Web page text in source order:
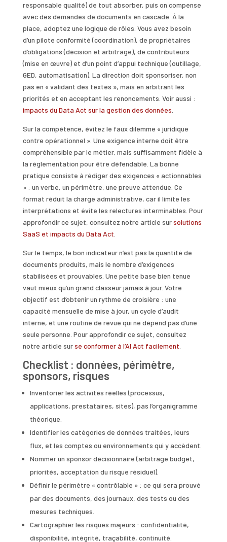
responsable qualité) de tout absorber, puis on compense
avec des demandes de documents en cascade. À la
place, adoptez une logique de rôles. Vous avez besoin
d’un pilote conformité (coordination), de propriétaires
d’obligations (décision et arbitrage), de contributeurs
(mise en œuvre) et d’un point d’appui technique (outillage,
GED, automatisation). La direction doit sponsoriser, non
pas en « validant des textes », mais en arbitrant les
priorités et en acceptant les renoncements. Voir aussi :
impacts du Data Act sur la gestion des données
Sur la compétence, évitez le faux dilemme « juridique
contre opérationnel ». Une exigence interne doit être
compréhensible par le métier, mais suffisamment fidèle à
la réglementation pour être défendable. La bonne
pratique consiste à rédiger des exigences « actionnables
» : un verbe, un périmètre, une preuve attendue. Ce
format réduit la charge administrative, car il limite les
interprétations et évite les relectures interminables. Pour
approfondir ce sujet, consultez notre article sursolutions
SaaS et impacts du Data Act
Sur le temps, le bon indicateur n’est pas la quantité de
documents produits, mais le nombre d’exigences
stabilisées et prouvables. Une petite base bien tenue
vaut mieux qu’un grand classeur jamais à jour. Votre
objectif est d’obtenir un rythme de croisière : une
capacité mensuelle de mise à jour, un cycle d’audit
interne, et une routine de revue qui ne dépend pas d’une
seule personne. Pour approfondir ce sujet, consultez
notre article surse conformer à l’AI Act facilement
Checklist : données, périmètre,
sponsors, risques
Inventorier les activités réelles (processus,
applications, prestataires, sites), pas l’organigramme
théorique.
Identifier les catégories de données traitées, leurs
flux, et les comptes ou environnements qui y accèdent.
Nommer un sponsor décisionnaire (arbitrage budget,
priorités, acceptation du risque résiduel).
Définir le périmètre « contrôlable » : ce qui sera prouvé
par des documents, des journaux, des tests ou des
mesures techniques.
Cartographier les risques majeurs : confidentialité,
disponibilité, intégrité, traçabilité, continuité.